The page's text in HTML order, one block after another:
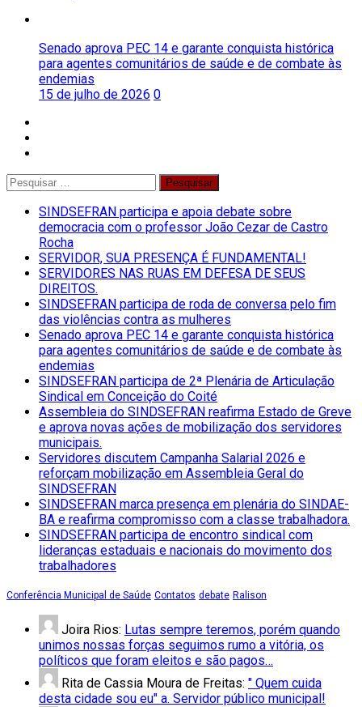
Senado aprova PEC 14 e garante conquista histórica
para agentes comunitários de saúde e de combate às
endemias
15 de julho de 2026 0
Pesquisar
por:
SINDSEFRAN participa e apoia debate sobre
democracia com o professor João Cezar de Castro
Rocha
SERVIDOR, SUA PRESENÇA É FUNDAMENTAL!
SERVIDORES NAS RUAS EM DEFESA DE SEUS
DIREITOS.
SINDSEFRAN participa de roda de conversa pelo fim
das violências contra as mulheres
Senado aprova PEC 14 e garante conquista histórica
para agentes comunitários de saúde e de combate às
endemias
SINDSEFRAN participa de 2ª Plenária de Articulação
Sindical em Conceição do Coité
Assembleia do SINDSEFRAN reafirma Estado de Greve
e aprova novas ações de mobilização dos servidores
municipais.
Servidores discutem Campanha Salarial 2026 e
reforçam mobilização em Assembleia Geral do
SINDSEFRAN
SINDSEFRAN marca presença em plenária do SINDAE-
BA e reafirma compromisso com a classe trabalhadora.
SINDSEFRAN participa de encontro sindical com
lideranças estaduais e nacionais do movimento dos
trabalhadores
Conferência Municipal de Saúde Contatos debate Ralison
Joira Rios: Lutas sempre teremos, porém quando
unimos nossas forças seguimos rumo a vitória, os
políticos que foram eleitos e são pagos…
Rita de Cassia Moura de Freitas: " Quem cuida
desta cidade sou eu" a. Servidor público municipal!